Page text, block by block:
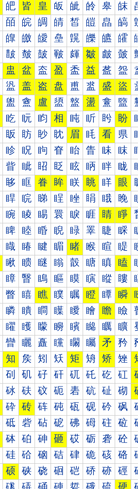
皅 皆 皇 皈 皉 皊 皋 皌
皕 皖 皗 皘 皙 皚 皛 皜
皥 皦 皧 皨 皩 皪 皫 皬
皵 皶 皷 皸 皹 皺 皻 皼
盅 盆 盇 盈 盉 益 盋 盌
盕 盖 盗 盘 盙 盚 盛 盜
盥 盦 盧 盨 盩 盪 盫 盬
盵 盶 盷 相 盹 盺 盻 盼
眅 眆 眇 眈 眉 眊 看 県
眕 眖 眗 眘 眙 眚 眛 眜
眥 眦 眧 眨 眩 眪 眫 眬
眵 眶 眷 眸 眹 眺 眻 眼
睅 睆 睇 睈 睉 睊 睋 睌
睕 睖 睗 睘 睙 睚 睛 睜
睥 睦 睧 睨 睩 睪 睫 睬
睵 睶 睷 睸 睹 睺 睻 睼
瞅 瞆 瞇 瞈 瞉 瞊 瞋 瞌
瞕 瞖 瞗 瞘 瞙 瞚 瞛 瞜
瞥 瞦 瞧 瞨 瞩 瞪 瞫 瞬
瞵 瞶 瞷 瞸 瞹 瞺 瞻 瞼
矅 矆 矇 矈 矉 矊 矋 矌
矕 矖 矗 矘 矙 矚 矛 矜
知 矦 矧 矨 矩 矪 矫 矬
矵 矶 矷 矸 矹 矺 矻 矼
砅 砆 砇 砈 砉 砊 砋 砌
砕 砖 砗 砘 砙 砚 砛 砜
砥 砦 砧 砨 砩 砪 砫 砬
砵 砶 砷 砸 砹 砺 砻 砼
硅 硆 硇 硈 硉 硊 硋 硌
硕 硖 硗 硘 硙 硚 硛 硜
硥 硦 硧 硨 硩 硪 硫 硬